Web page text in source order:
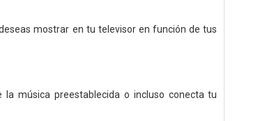
mostrar en tu televisor en función de tus
música preestablecida o incluso conecta tu